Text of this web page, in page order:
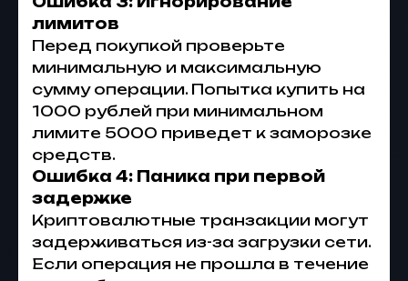
лимитов
Перед покупкой проверьте
минимальную и максимальную
сумму операции. Попытка купить на
1000 рублей при минимальном
лимите 5000 приведет к заморозке
средств.
Ошибка 4: Паника при первой
задержке
Криптовалютные транзакции могут
задерживаться из-за загрузки сети.
Если операция не прошла в течение